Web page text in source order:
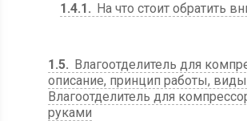
1.4.1 На что стоит обратить
1.5
Влагоотделитель для
описание, принцип работы,
Влагоотделитель для
руками